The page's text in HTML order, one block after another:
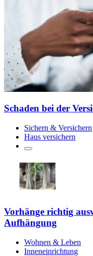
Schaden bei der
Sichern & Versichern
Haus versichern
Vorhänge richtig
Aufhängung
Wohnen & Leben
Inneneinrichtung